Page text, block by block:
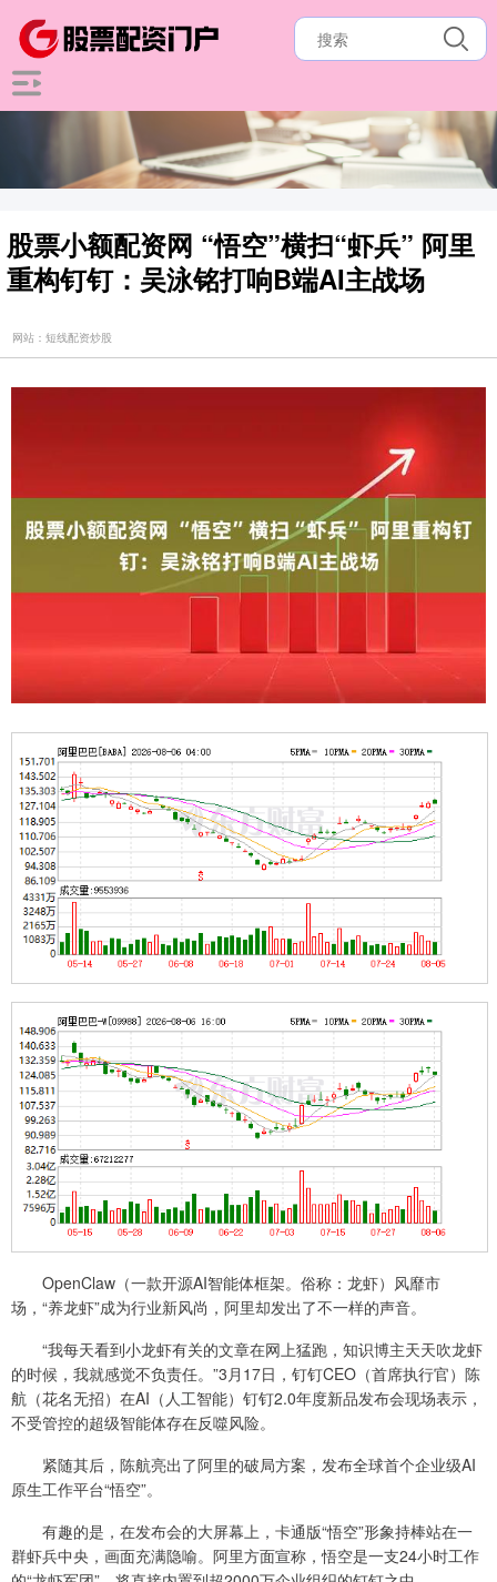
股票小额配资网 “悟空”横扫“虾兵” 阿里
重构钉钉：吴泳铭打响B端AI主战场
网站：短线配资炒股
OpenClaw（一款开源AI智能体框架。俗称：龙虾）风靡市
场，“养龙虾”成为行业新风尚，阿里却发出了不一样的声音。
“我每天看到小龙虾有关的文章在网上猛跑，知识博主天天吹龙虾
的时候，我就感觉不负责任。”3月17日，钉钉CEO（首席执行官）陈
航（花名无招）在AI（人工智能）钉钉2.0年度新品发布会现场表示，
不受管控的超级智能体存在反噬风险。
紧随其后，陈航亮出了阿里的破局方案，发布全球首个企业级AI
原生工作平台“悟空”。
有趣的是，在发布会的大屏幕上，卡通版“悟空”形象持棒站在一
群虾兵中央，画面充满隐喻。阿里方面宣称，悟空是一支24小时工作